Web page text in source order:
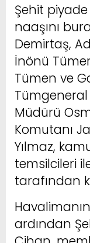
Şehit
naaşını
Demirtaş,
İnönü
Tümen ve
Tümgeneral
Müdürü
Komutanı
Yılmaz,
temsilcileri
tarafından
ardından